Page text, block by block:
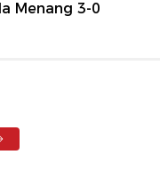
Menang 3-0